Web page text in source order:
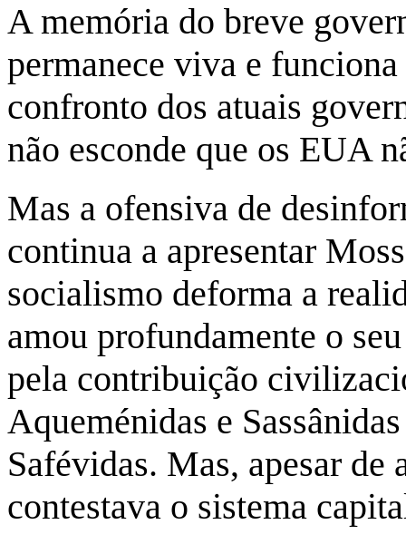
A memória do breve
permanece viva e
confronto dos atuais
não esconde que os EUA
Mas a ofensiva de
continua a apresentar
socialismo deforma a
amou profundamente o
pela contribuição
Aqueménidas e
Safévidas. Mas, apesar
contestava o sistema